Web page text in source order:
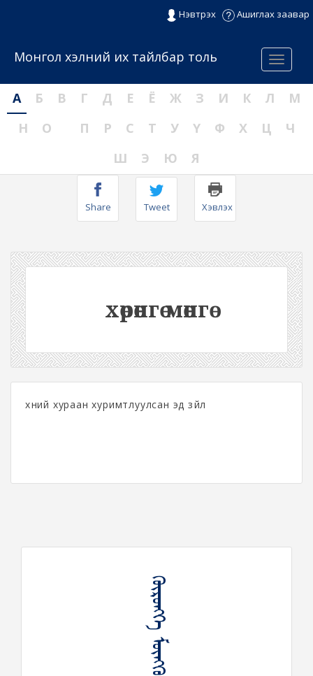
Нэвтрэх Ашиглах заавар
Menu
Монгол хэлний их тайлбар толь
А Б В Г Д Е Ё Ж З И К Л
М
Н
О П Р С Т У Ү Ф Х Ц
Ч
Ш
Э Ю Я
Share Tweet Хэвлэх
хөрөнгө мөнгө
хүний хураан хуримтлуулсан эд зүйл
ᠬᠥᠷᠦᠩᠭᠡ ᠮᠥᠩᠭᠦ